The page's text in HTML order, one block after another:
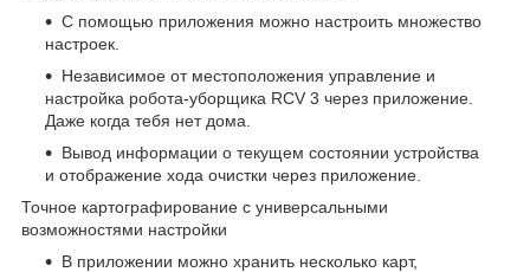
С помощью приложения можно настроить множество
настроек.
Независимое от местоположения управление и
настройка робота-уборщика RCV 3 через приложение.
Даже когда тебя нет дома.
Вывод информации о текущем состоянии устройства
и отображение хода очистки через приложение.
Точное картографирование с универсальными
возможностями настройки
В приложении можно хранить несколько карт,